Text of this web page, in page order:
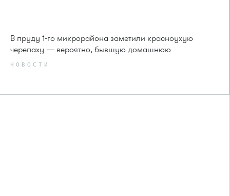
В пруду 1-го микрорайона заметили красноухую
черепаху — вероятно, бывшую домашнюю
НОВОСТИ